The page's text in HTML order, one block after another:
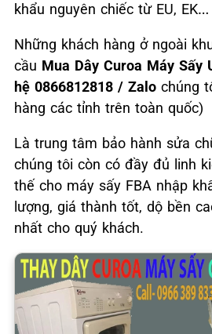
khẩu nguyên chiếc từ EU, EK…
Những khách hàng ở ngoài
cầu Mua Dây Curoa Máy Sấy
hệ 0866812818 / Zalo chúng
hàng các tỉnh trên toàn quốc)
Là trung tâm bảo hành sửa
chúng tôi còn có đầy đủ linh
thế cho máy sấy FBA nhập
lượng, giá thành tốt, dộ bền
nhất cho quý khách.